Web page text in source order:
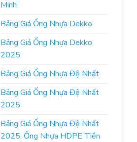
Minh
Bảng Giá Ống Nhựa Dekko
Bảng Giá Ống Nhựa Dekko
2025
Bảng Giá Ống Nhựa Đệ Nhất
Bảng Giá Ống Nhựa Đệ Nhất
2025
Bảng Giá Ống Nhựa Đệ Nhất
2025, Ống Nhựa HDPE Tiền